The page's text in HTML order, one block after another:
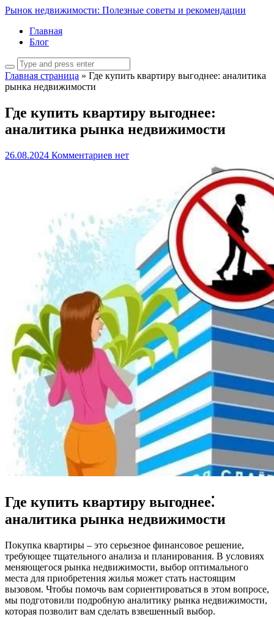
Рынок недвижимости: Полезные советы и рекомендации
Главная
Блог
Главная страница » Где купить квартиру выгоднее: аналитика
рынка недвижимости
Где купить квартиру выгоднее:
аналитика рынка недвижимости
26.08.2024 Комментариев нет
Где купить квартиру выгоднее⁚
аналитика рынка недвижимости
Покупка квартиры – это серьезное финансовое решение,
требующее тщательного анализа и планирования. В условиях
меняющегося рынка недвижимости, выбор оптимального
места для приобретения жилья может стать настоящим
вызовом. Чтобы помочь вам сориентироваться в этом вопросе,
мы подготовили подробную аналитику рынка недвижимости,
которая позволит вам сделать взвешенный выбор.